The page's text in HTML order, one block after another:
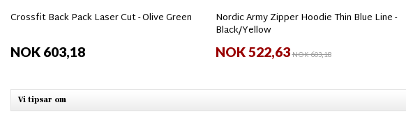
Crossfit Back Pack Laser Cut - Olive Green
NOK 603,18
Nordic Army Zipper Hoodie Thin Blue Line -
Black/Yellow
NOK 522,63NOK 603,18
Vi tipsar om